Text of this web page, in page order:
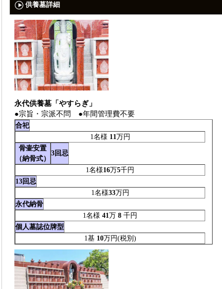
供養墓詳細
永代供養墓「やすらぎ」
●宗旨・宗派不問 ●年間管理費不要
合祀
1名様 11万円
骨壷安置
（納骨式）
3回忌
1名様16万5千円
13回忌
1名様33万円
永代納骨
1名様 41万 8 千円
個人墓誌位牌型
1基 10万円(税別)